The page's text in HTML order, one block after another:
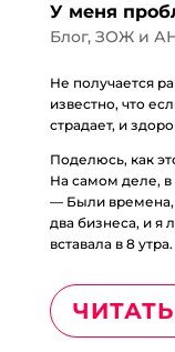
У меня
Блог, ЗОЖ и
Не получается
известно, что
страдает, и
Поделюсь, как
На самом деле,
— Были времена,
два бизнеса, и я
вставала в 8 утра.